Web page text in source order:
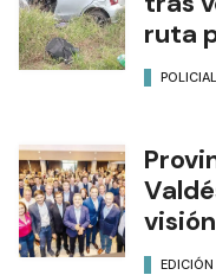
ruta
EDICIÓN